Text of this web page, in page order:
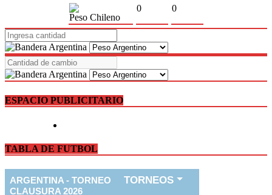
Peso Chileno
0 0
ESPACIO PUBLICITARIO
TABLA DE FUTBOL